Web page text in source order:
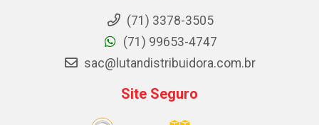
(71) 3378-3505
(71) 99653-4747
sac@lutandistribuidora.com.br
Site Seguro